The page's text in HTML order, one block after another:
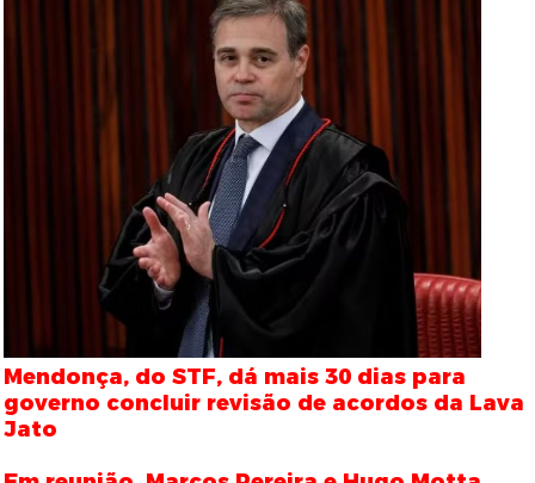
Mendonça, do STF, dá mais 30 dias para
governo concluir revisão de acordos da Lava
Jato